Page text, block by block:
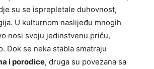
su se isprepletale duhovnost,
U kulturnom naslijeđu mnogih
nosi svoju jedinstvenu priču,
Dok se neka stabla smatraju
i porodice, druga su povezana sa